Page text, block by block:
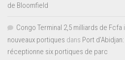
de Bloomfield
Congo Terminal 2,5 milliards de Fcfa
nouveaux portiques dans Port
réceptionne six portiques de parc